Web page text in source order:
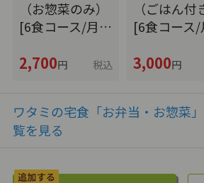
（お惣菜のみ）
[6食コース/月…
2,700円 税込
（ごはん付
[6食コース
3,000円
ワタミの宅食「お弁当・お惣菜
覧を見る